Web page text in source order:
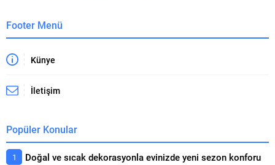
satışa...
Footer Menü
Künye
İletişim
Popüler Konular
Doğal ve sıcak dekorasyonla evinizde yeni sezon konforu